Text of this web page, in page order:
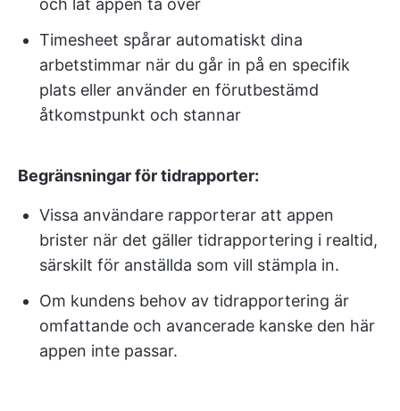
och låt appen ta över
Timesheet spårar automatiskt dina
arbetstimmar när du går in på en specifik
plats eller använder en förutbestämd
åtkomstpunkt och stannar
Begränsningar för tidrapporter:
Vissa användare rapporterar att appen
brister när det gäller tidrapportering i realtid,
särskilt för anställda som vill stämpla in.
Om kundens behov av tidrapportering är
omfattande och avancerade kanske den här
appen inte passar.